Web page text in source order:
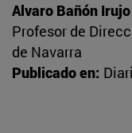
Alvaro Bañón Irujo
Profesor de
de Navarra
Publicado en: